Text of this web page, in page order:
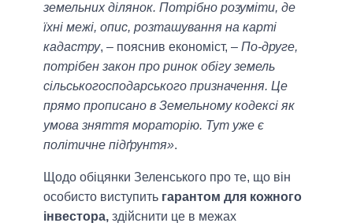
земельних ділянок. Потрібно розуміти, де
їхні межі, опис, розташування на карті
кадастру, – пояснив економіст, – По-друге,
потрібен закон про ринок обігу земель
сільськогосподарського призначення. Це
прямо прописано в Земельному кодексі як
умова зняття мораторію. Тут уже є
політичне підґрунтя».
Щодо обіцянки Зеленського про те, що він
особисто виступить гарантом для кожного
інвестора, здійснити це в межах